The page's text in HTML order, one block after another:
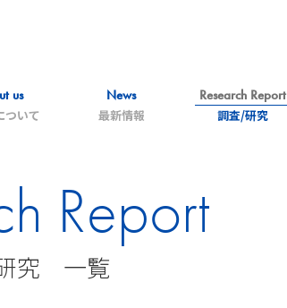
us
ついて
News
最新情報
Research Report
調査/研究
Report
究 一覧